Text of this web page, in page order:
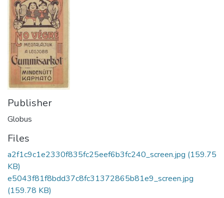
Publisher
Globus
Files
a2f1c9c1e2330f835fc25eef6b3fc240_screen.jpg (159.75
KB)
e5043f81f8bdd37c8fc31372865b81e9_screen.jpg
(159.78 KB)